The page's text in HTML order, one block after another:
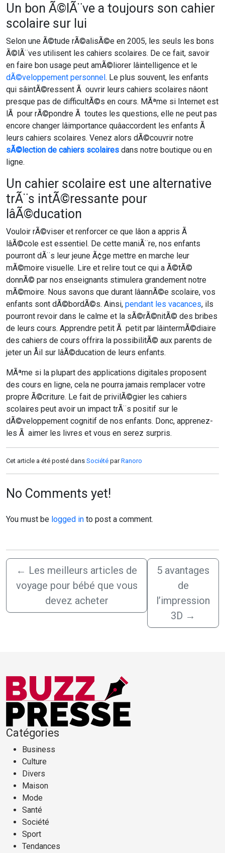
Un bon Ã©lÃ¨ve a toujours son cahier
scolaire sur lui
Selon une Ã©tude rÃ©alisÃ©e en 2005, les seuls les bons
Ã©lÃ¨ves utilisent les cahiers scolaires. De ce fait, savoir
en faire bon usage peut amÃ©liorer lâintelligence et le
dÃ©veloppement personnel. Le plus souvent, les enfants
qui sâintÃ©ressent Ã ouvrir leurs cahiers scolaires nâont
presque pas de difficultÃ©s en cours. MÃªme si Internet est
lÃ pour rÃ©pondre Ã toutes les questions, elle ne peut pas
encore changer lâimportance quâaccordent les enfants Ã
leurs cahiers scolaires. Venez alors dÃ©couvrir notre
sÃ©lection de cahiers scolaires dans notre boutique ou en
ligne.
Un cahier scolaire est une alternative
trÃ¨s intÃ©ressante pour
lâÃ©ducation
Vouloir rÃ©viser et renforcer ce que lâon a appris Ã
lâÃ©cole est essentiel. De cette maniÃ¨re, nos enfants
pourront dÃ¨s leur jeune Ã¢ge mettre en marche leur
mÃ©moire visuelle. Lire et relire tout ce qui a Ã©tÃ©
donnÃ© par nos enseignants stimulera grandement notre
mÃ©moire. Nous savons que durant lâannÃ©e scolaire, vos
enfants sont dÃ©bordÃ©s. Ainsi, pendant les vacances, ils
pourront revoir dans le calme et la sÃ©rÃ©nitÃ© des bribes
de leurs cours. Apprendre petit Ã petit par lâintermÃ©diaire
des cahiers de cours offrira la possibilitÃ© aux parents de
jeter un Åil sur lâÃ©ducation de leurs enfants.
MÃªme si la plupart des applications digitales proposent
des cours en ligne, cela ne pourra jamais remplacer votre
propre Ã©criture. Le fait de privilÃ©gier les cahiers
scolaires peut avoir un impact trÃ¨s positif sur le
dÃ©veloppement cognitif de nos enfants. Donc, apprenez-
les Ã aimer les livres et vous en serez surpris.
Cet article a été posté dans Société parRanoro
No Comments yet!
You must be logged in to post a comment.
← Les meilleurs articles de
voyage pour bébé que vous
devez acheter
5 avantages
de
l’impression
3D →
Catégories
Business
Culture
Divers
Maison
Mode
Santé
Société
Sport
Tendances